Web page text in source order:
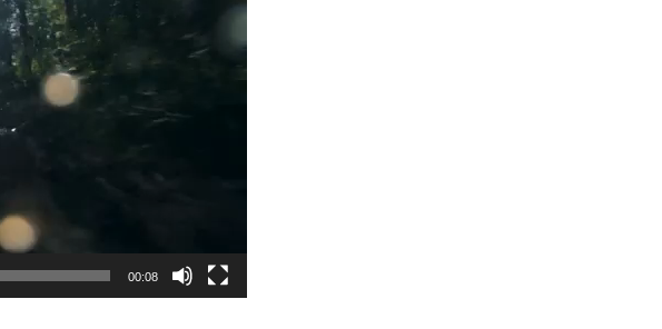
00:08